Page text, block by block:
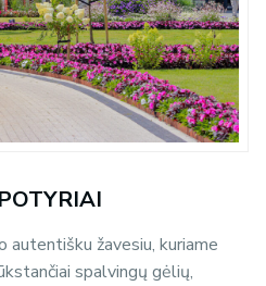
autentišku žavesiu, kuriame
spalvingų gėlių,